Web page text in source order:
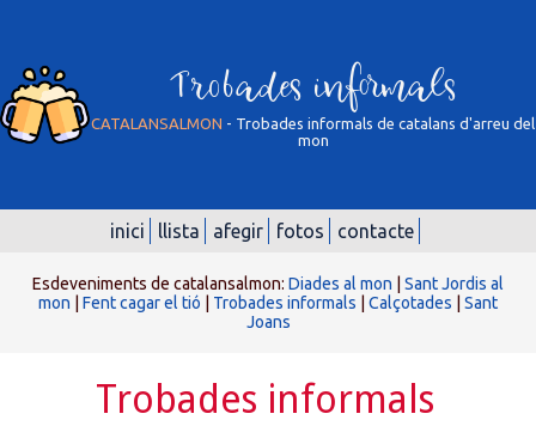
Trobades informals
CATALANSALMON - Trobades informals de catalans d'arreu del
mon
inici llista afegir fotos contacte
Esdeveniments de catalansalmon: Diades al mon
Sant Jordis al
mon
Fent cagar el tió Trobades informals Calçotades
Sant
Joans
Trobades informals